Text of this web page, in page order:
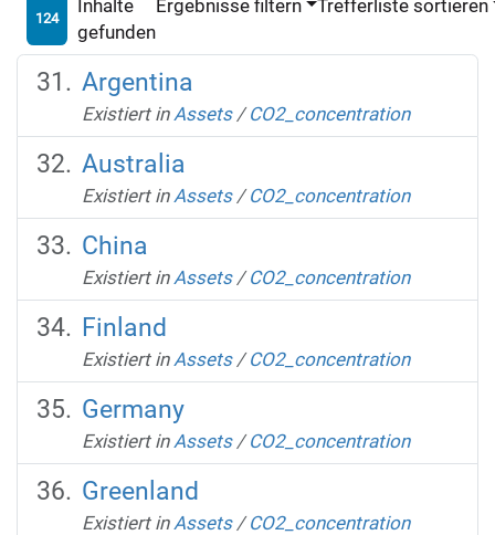
124
Inhalte
gefunden
Ergebnisse filtern Trefferliste sortieren
Argentina
Existiert in Assets /CO2_concentration
Australia
Existiert in Assets /CO2_concentration
China
Existiert in Assets /CO2_concentration
Finland
Existiert in Assets /CO2_concentration
Germany
Existiert in Assets /CO2_concentration
Greenland
Existiert in Assets /CO2_concentration